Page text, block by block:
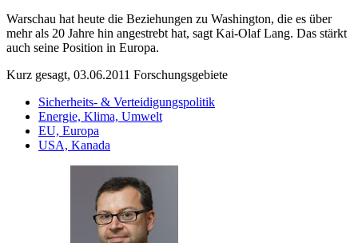
Warschau hat heute die Beziehungen zu Washington, die es über
mehr als 20 Jahre hin angestrebt hat, sagt Kai-Olaf Lang. Das stärkt
auch seine Position in Europa.
Kurz gesagt, 03.06.2011 Forschungsgebiete
Sicherheits- & Verteidigungspolitik
Energie, Klima, Umwelt
EU, Europa
USA, Kanada